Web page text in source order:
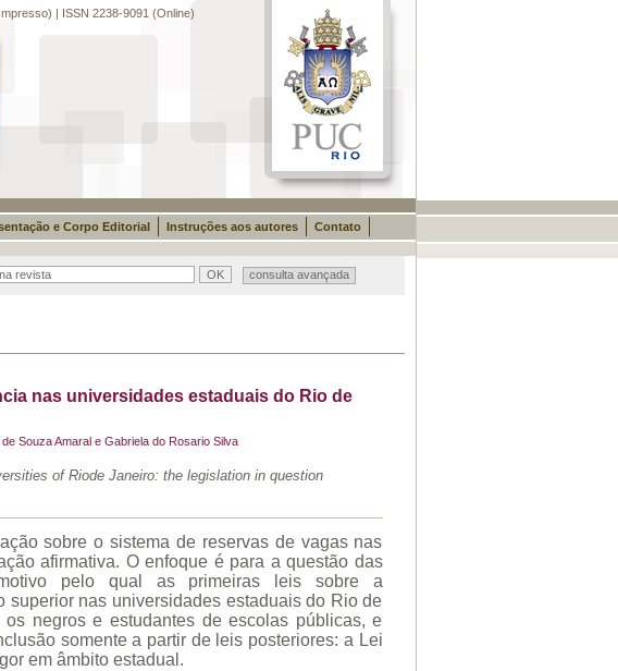
| ISSN 2238-9091 (Online)
e Corpo Editorial Instruções aos autores Contato
consulta avançada
nas universidades estaduais do Rio de
Souza Amaral e Gabriela do Rosario Silva
of Riode Janeiro: the legislation in question
sobre o sistema de reservas de vagas nas
afirmativa. O enfoque é para a questão das
pelo qual as primeiras leis sobre a
superior nas universidades estaduais do Rio de
negros e estudantes de escolas públicas, e
somente a partir de leis posteriores: a Lei
em âmbito estadual.